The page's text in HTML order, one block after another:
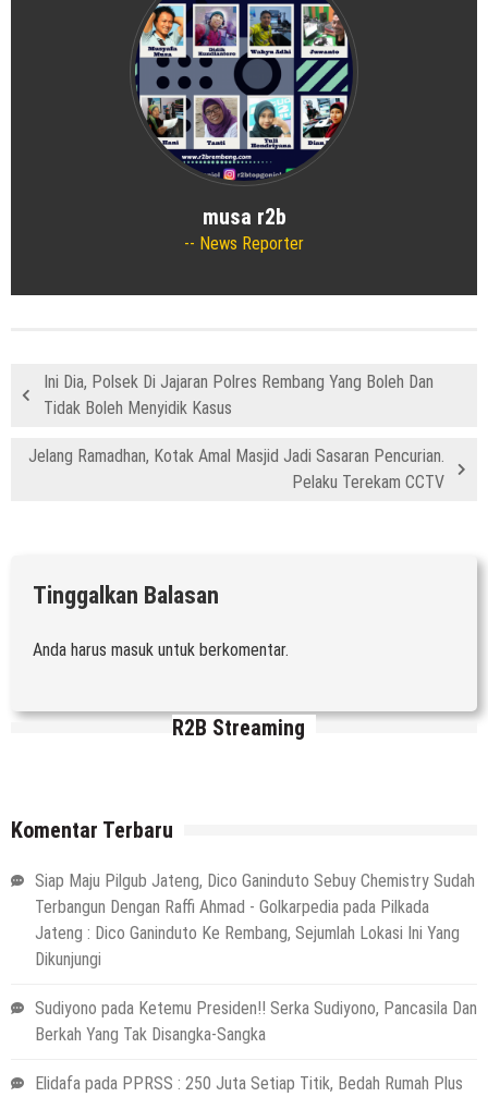
musa r2b
News Reporter
Ini Dia, Polsek Di Jajaran Polres Rembang Yang Boleh Dan
Tidak Boleh Menyidik Kasus
Jelang Ramadhan, Kotak Amal Masjid Jadi Sasaran Pencurian.
Pelaku Terekam CCTV
Tinggalkan Balasan
Anda harus masuk untuk berkomentar.
R2B Streaming
Komentar Terbaru
Siap Maju Pilgub Jateng, Dico Ganinduto Sebuy Chemistry Sudah
Terbangun Dengan Raffi Ahmad - Golkarpedia pada Pilkada
Jateng : Dico Ganinduto Ke Rembang, Sejumlah Lokasi Ini Yang
Dikunjungi
Sudiyono pada Ketemu Presiden!! Serka Sudiyono, Pancasila Dan
Berkah Yang Tak Disangka-Sangka
Elidafa pada PPRSS : 250 Juta Setiap Titik, Bedah Rumah Plus